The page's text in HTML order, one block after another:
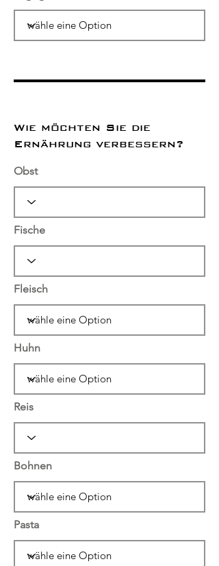
Wie möchten Sie die
Ernährung verbessern?
Obst
Fische
Fleisch
Huhn
Reis
Bohnen
Pasta